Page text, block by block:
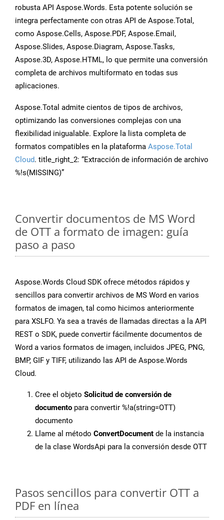
robusta API Aspose.Words. Esta potente solución se
integra perfectamente con otras API de Aspose.Total,
como Aspose.Cells, Aspose.PDF, Aspose.Email,
Aspose.Slides, Aspose.Diagram, Aspose.Tasks,
Aspose.3D, Aspose.HTML, lo que permite una conversión
completa de archivos multiformato en todas sus
aplicaciones.
Aspose.Total admite cientos de tipos de archivos,
optimizando las conversiones complejas con una
flexibilidad inigualable. Explore la lista completa de
formatos compatibles en la plataforma Aspose.Total
Cloud. title_right_2: “Extracción de información de archivo
%!s(MISSING)”
Convertir documentos de MS Word
de OTT a formato de imagen: guía
paso a paso
Aspose.Words Cloud SDK ofrece métodos rápidos y
sencillos para convertir archivos de MS Word en varios
formatos de imagen, tal como hicimos anteriormente
para XSLFO. Ya sea a través de llamadas directas a la API
REST o SDK, puede convertir fácilmente documentos de
Word a varios formatos de imagen, incluidos JPEG, PNG,
BMP, GIF y TIFF, utilizando las API de Aspose.Words
Cloud.
Cree el objeto Solicitud de conversión de
documento para convertir %!a(string=OTT)
documento
Llame al método ConvertDocument de la instancia
de la clase WordsApi para la conversión desde OTT
Pasos sencillos para convertir OTT a
PDF en línea